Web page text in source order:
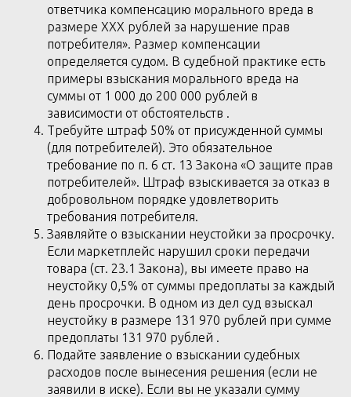
ответчика компенсацию морального вреда в
размере ХХХ рублей за нарушение прав
потребителя». Размер компенсации
определяется судом. В судебной практике есть
примеры взыскания морального вреда на
суммы от 1 000 до 200 000 рублей в
зависимости от обстоятельств .
Требуйте штраф 50% от присужденной суммы
(для потребителей). Это обязательное
требование по п. 6 ст. 13 Закона «О защите прав
потребителей». Штраф взыскивается за отказ в
добровольном порядке удовлетворить
требования потребителя.
Заявляйте о взыскании неустойки за просрочку.
Если маркетплейс нарушил сроки передачи
товара (ст. 23.1 Закона), вы имеете право на
неустойку 0,5% от суммы предоплаты за каждый
день просрочки. В одном из дел суд взыскал
неустойку в размере 131 970 рублей при сумме
предоплаты 131 970 рублей .
Подайте заявление о взыскании судебных
расходов после вынесения решения (если не
заявили в иске). Если вы не указали сумму